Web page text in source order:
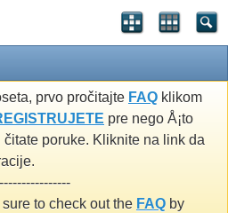
prvo pročitajte FAQ klikom
pre nego Å¡to
čitate poruke. Kliknite na link da
to check out the FAQ by